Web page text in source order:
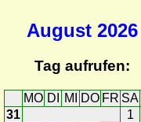
August 2026
Tag aufrufen:
MO DI MI DO FR SA
31
1